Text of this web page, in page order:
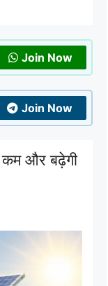
Join Now
Join Now
कम और बढ़ेगी